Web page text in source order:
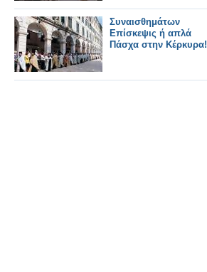
Συναισθημάτων
Επίσκεψις ή απλά
Πάσχα στην Κέρκυρα!